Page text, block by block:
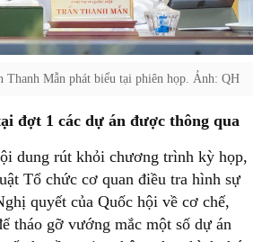
Thanh Mẫn phát biểu tại phiên họp. Ảnh: QH
đợt 1 các dự án được thông qua
dung rút khỏi chương trình kỳ họp,
Tổ chức cơ quan điều tra hình sự
quyết của Quốc hội về cơ chế,
tháo gỡ vướng mắc một số dự án